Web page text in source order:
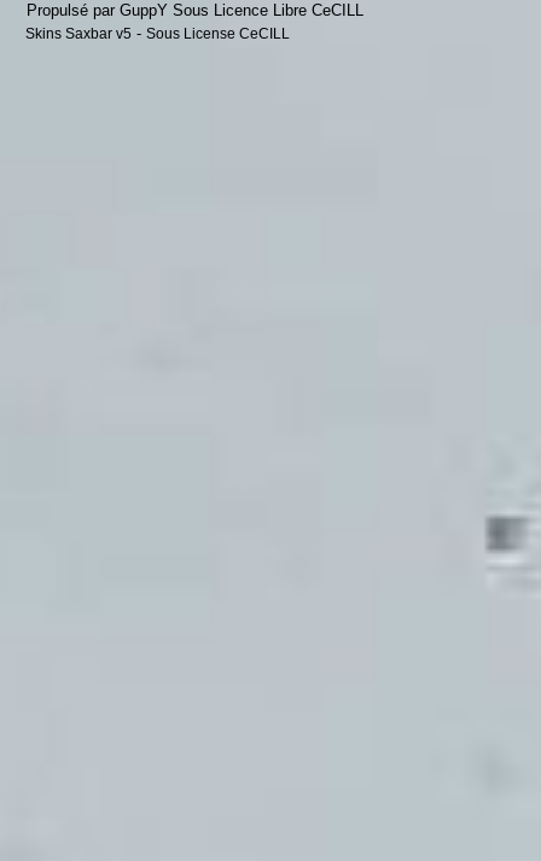
Propulsé par GuppY Sous Licence Libre CeCILL
Skins Saxbar v5 - Sous License CeCILL